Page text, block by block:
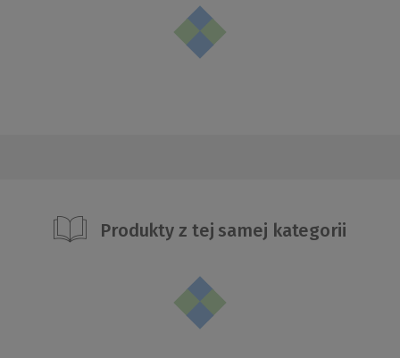
Produkty z tej samej kategorii